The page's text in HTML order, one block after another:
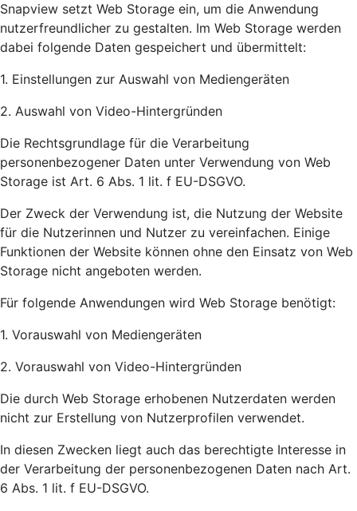
Snapview setzt Web Storage ein, um die Anwendung
nutzerfreundlicher zu gestalten. Im Web Storage werden
dabei folgende Daten gespeichert und übermittelt:
1. Einstellungen zur Auswahl von Mediengeräten
2. Auswahl von Video-Hintergründen
Die Rechtsgrundlage für die Verarbeitung
personenbezogener Daten unter Verwendung von Web
Storage ist Art. 6 Abs. 1 lit. f EU-DSGVO.
Der Zweck der Verwendung ist, die Nutzung der Website
für die Nutzerinnen und Nutzer zu vereinfachen. Einige
Funktionen der Website können ohne den Einsatz von Web
Storage nicht angeboten werden.
Für folgende Anwendungen wird Web Storage benötigt:
1. Vorauswahl von Mediengeräten
2. Vorauswahl von Video-Hintergründen
Die durch Web Storage erhobenen Nutzerdaten werden
nicht zur Erstellung von Nutzerprofilen verwendet.
In diesen Zwecken liegt auch das berechtigte Interesse in
der Verarbeitung der personenbezogenen Daten nach Art.
6 Abs. 1 lit. f EU-DSGVO.